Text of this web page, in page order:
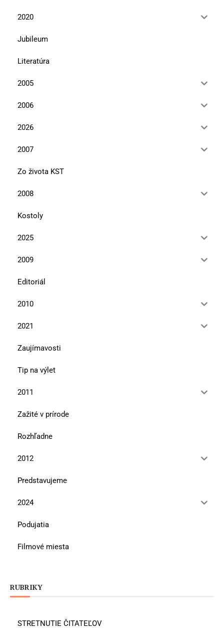
2020
Jubileum
Literatúra
2005
2006
2026
2007
Zo života KST
2008
Kostoly
2025
2009
Editoriál
2010
2021
Zaujímavosti
Tip na výlet
2011
Zažité v prírode
Rozhľadne
2012
Predstavujeme
2024
Podujatia
Filmové miesta
RUBRIKY
STRETNUTIE ČITATEĽOV